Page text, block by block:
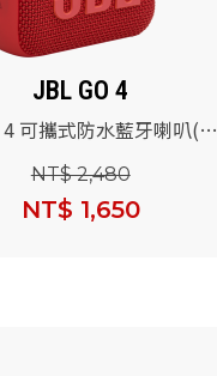
JBL GO 4
可攜式防水藍牙喇叭(紅
NT$ 2,480
NT$ 1,650